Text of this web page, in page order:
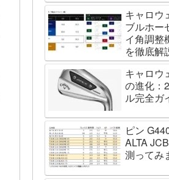
キャロ
ブルホー
イ角調整
を徹底解
キャロウ
の進化：
ル完全ガ
ピン
ALTA
測ってみ